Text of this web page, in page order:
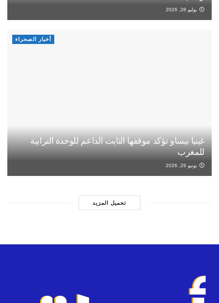
يوليو 28, 2026
أخبار الصحراء
غينيا بيساو تؤكد موقفها الثابت الداعم للوحدة الترابية
للمغرب
يونيو 29, 2026
تحميل المزيد